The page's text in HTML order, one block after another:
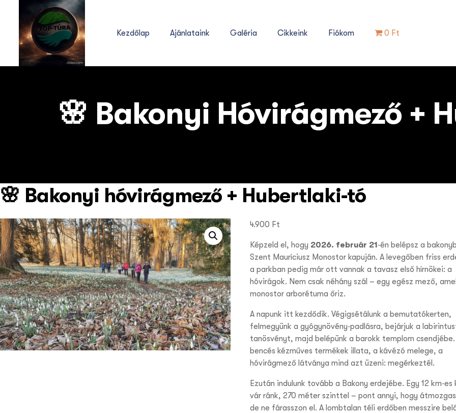
Kezdőlap Ajánlataink Galéria Cikkeink Fiókom 0 Ft
🌸 Bakonyi Hóvirágmező +
🌸 Bakonyi hóvirágmező + Hubertlaki‑tó
4.900 Ft
Képzeld el, hogy 2026. február 21‑én belépsz a
Szent Mauríciusz Monostor kapuján. A levegőben friss
a parkban pedig már ott vannak a tavasz első hírnökei: a
hóvirágok. Nem csak néhány szál – egy egész mező,
monostor arborétuma őriz.
A napunk itt kezdődik. Végigsétálunk a bemutatókerten,
felmegyünk a gyógynövény‑padlásra, bejárjuk a
tanösvényt, majd belépünk a barokk templom csendjébe.
bencés kézműves termékek illata, a kávézó melege, a
hóvirágmező látványa mind azt üzeni: megérkeztél.
Ezután indulunk tovább a Bakony erdejébe. Egy 12 km‑es
vár ránk, 270 méter szinttel – pont annyi, hogy
de ne fárasszon el. A lombtalan téli erdőben messzire